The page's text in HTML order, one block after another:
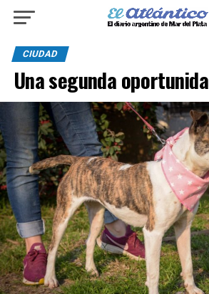
CIUDAD
Una segunda